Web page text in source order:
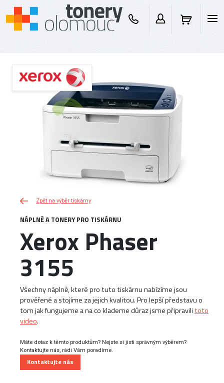
Zpět na výběr tiskárny
NÁPLNĚ A TONERY PRO TISKÁRNU
Xerox Phaser
3155
Všechny náplně, které pro tuto tiskárnu nabízíme jsou
prověřené a stojíme za jejich kvalitou. Pro lepší představu o
tom jak fungujeme a na co klademe důraz jsme připravilitoto
video.
Máte dotaz k těmto produktům? Nejste si jisti správným výběrem?
Kontaktujte nás, rádi Vám poradíme.
Kontaktujte nás